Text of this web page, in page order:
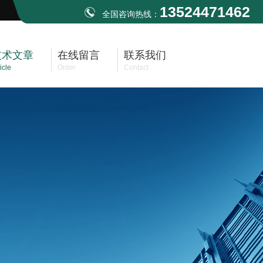
全国咨询热线： 13524471462
文章 在线留言
Order
联系我们
Contact